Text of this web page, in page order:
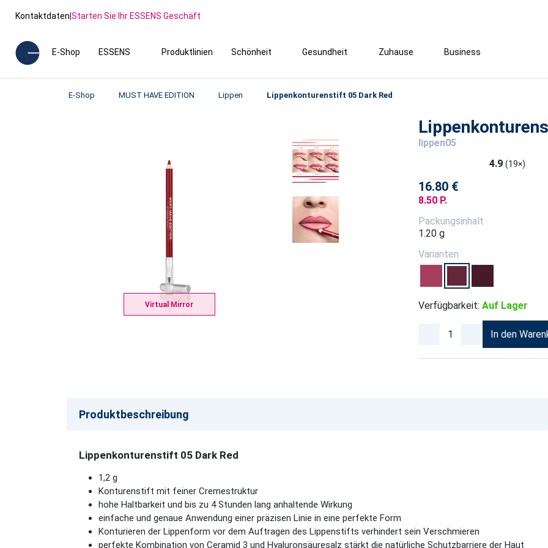
Kontaktdaten|Starten Sie Ihr ESSENS Geschäft
E-Shop ESSENS Produktlinien Schönheit Gesundheit Zuhause Business
E-Shop MUST HAVE EDITION Lippen Lippenkonturenstift 05 Dark Red
Virtual Mirror
lippen05
4.9 (19×)
16.80 €
8.50 P.
Packungsinhalt
1.20 g
Varianten
Verfügbarkeit: Auf Lager
In den
Produktbeschreibung
Lippenkonturenstift 05 Dark Red
1,2 g
Konturenstift mit feiner Cremestruktur
hohe Haltbarkeit und bis zu 4 Stunden lang anhaltende Wirkung
einfache und genaue Anwendung einer präzisen Linie in eine perfekte Form
Konturieren der Lippenform vor dem Auftragen des Lippenstifts verhindert sein Verschmieren
perfekte Kombination von Ceramid 3 und Hyaluronsäuresalz stärkt die natürliche Schutzbarriere der Haut